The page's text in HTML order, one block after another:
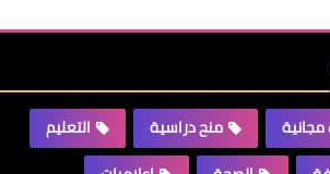
منح دراسية
التعليم